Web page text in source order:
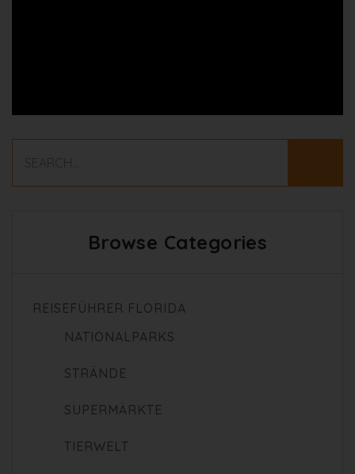
Browse Categories
REISEFÜHRER FLORIDA
NATIONALPARKS
STRÄNDE
SUPERMÄRKTE
TIERWELT